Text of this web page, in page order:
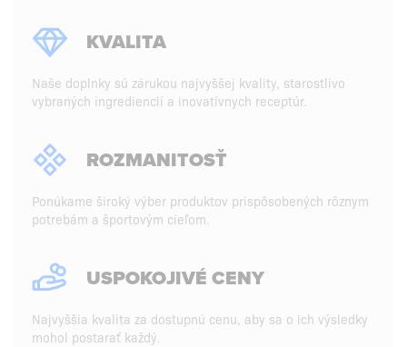
KVALITA
Naše doplnky sú zárukou najvyššej kvality, starostlivo
vybraných ingrediencií a inovatívnych receptúr.
ROZMANITOSŤ
Ponúkame široký výber produktov prispôsobených rôznym
potrebám a športovým cieľom.
USPOKOJIVÉ CENY
Najvyššia kvalita za dostupnú cenu, aby sa o ich výsledky
mohol postarať každý.